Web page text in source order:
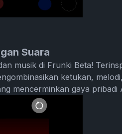
Suara
musik di Frunki Beta!
ketukan,
mencerminkan gaya pribadi